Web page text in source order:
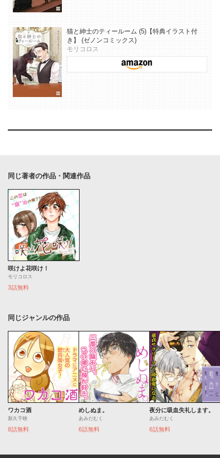
猫と紳士のティールーム (5)【特典イラスト付
き】 (ゼノンコミックス)
モリコロス
同じ著者の作品・関連作品
咲けよ花咲け！
モリコロス
3話無料
同じジャンルの作品
ワカコ酒
新久千映
8話無料
めしぬま。
あみだむく
6話無料
夜分に吸血失礼します。
あみだむく
6話無料